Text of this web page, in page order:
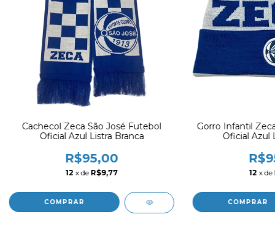
Cachecol Zeca São José Futebol
Oficial Azul Listra Branca
R$95,00
12 x de R$9,77
Gorro Infantil
Oficial Azul
12 x de